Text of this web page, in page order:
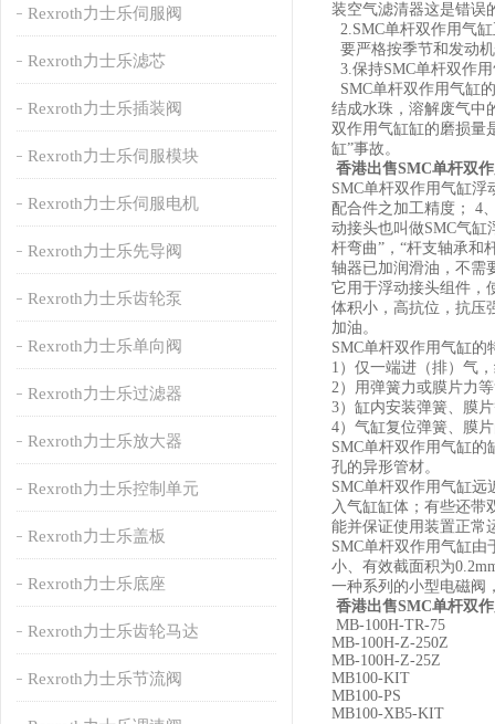
Rexroth力士乐伺服阀
Rexroth力士乐滤芯
Rexroth力士乐插装阀
Rexroth力士乐伺服模块
Rexroth力士乐伺服电机
Rexroth力士乐先导阀
Rexroth力士乐齿轮泵
Rexroth力士乐单向阀
Rexroth力士乐过滤器
Rexroth力士乐放大器
Rexroth力士乐控制单元
Rexroth力士乐盖板
Rexroth力士乐底座
Rexroth力士乐齿轮马达
Rexroth力士乐节流阀
装空气滤清器这是错误
2.SMC单杆双作用气
要严格按季节和发动
3.保持SMC单杆双作
SMC单杆双作用气缸
结成水珠，溶解废气中
双作用气缸缸的磨损量
缸”事故。
香港出售SMC单杆双
SMC单杆双作用气缸
配合件之加工精度； 4
动接头也叫做SMC气缸
杆弯曲”，“杆支轴承和
轴器已加润滑油，不需
它用于浮动接头组件，
体积小，高抗位，抗压
加油。
SMC单杆双作用气缸的
1）仅一端进（排）气
2）用弹簧力或膜片力
3）缸内安装弹簧、膜
4）气缸复位弹簧、膜
SMC单杆双作用气缸
孔的异形管材。
SMC单杆双作用气缸
入气缸缸体；有些还带
能并保证使用装置正常
SMC单杆双作用气缸
小、有效截面积为
一种系列的小型电磁阀
香港出售SMC单杆双
MB-100H-TR-75
MB-100H-Z-250Z
MB-100H-Z-25Z
MB100-KIT
MB100-PS
MB100-XB5-KIT